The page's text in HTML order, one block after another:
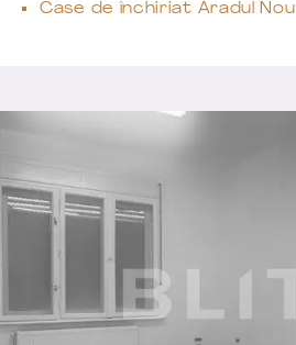
Case de închiriat Aradul Nou